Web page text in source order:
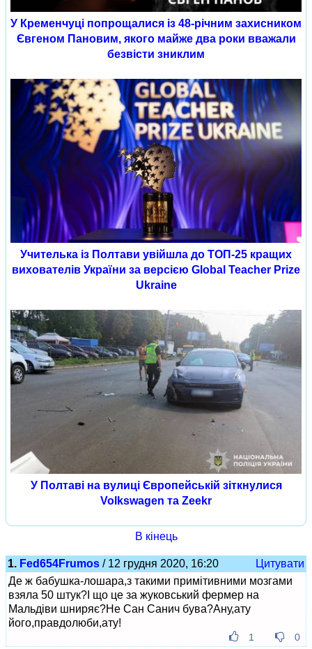
У Кременчуці попрощалися із 48-річним захисником
Євгеном Пановим, якого майже два роки вважали
безвісти зниклим
Учителька із Полтави увійшла до ТОП-25 кращих
вихователів України за версією Global Teacher Prize
Ukraine
У Полтаві на вулиці Європейській зіткнулися
Volkswagen та Zeekr
В кінець
1. Fed654Frumos / 12 грудня 2020, 16:20
Цитувати
Де ж бабушка-лошара,з такими примітивними мозгами
взяла 50 штук?І що це за жуковський фермер на
Мальдіви шниряє?Не Сан Санич бува?Ану,ату
його,правдолюби,ату!
1 0